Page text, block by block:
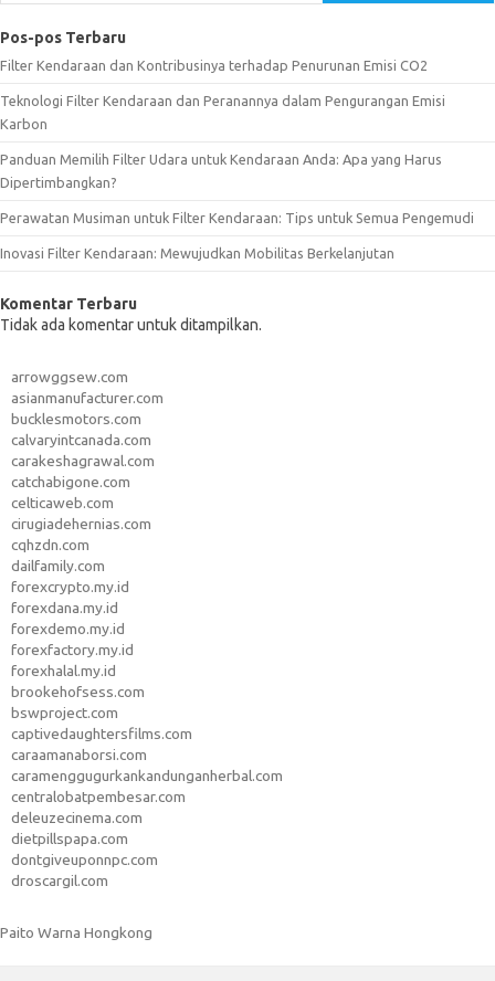
Pos-pos Terbaru
Filter Kendaraan dan Kontribusinya terhadap Penurunan Emisi CO2
Teknologi Filter Kendaraan dan Peranannya dalam Pengurangan Emisi
Karbon
Panduan Memilih Filter Udara untuk Kendaraan Anda: Apa yang Harus
Dipertimbangkan?
Perawatan Musiman untuk Filter Kendaraan: Tips untuk Semua Pengemudi
Inovasi Filter Kendaraan: Mewujudkan Mobilitas Berkelanjutan
Komentar Terbaru
Tidak ada komentar untuk ditampilkan.
arrowggsew.com
asianmanufacturer.com
bucklesmotors.com
calvaryintcanada.com
carakeshagrawal.com
catchabigone.com
celticaweb.com
cirugiadehernias.com
cqhzdn.com
dailfamily.com
forexcrypto.my.id
forexdana.my.id
forexdemo.my.id
forexfactory.my.id
forexhalal.my.id
brookehofsess.com
bswproject.com
captivedaughtersfilms.com
caraamanaborsi.com
caramenggugurkankandunganherbal.com
centralobatpembesar.com
deleuzecinema.com
dietpillspapa.com
dontgiveuponnpc.com
droscargil.com
Paito Warna Hongkong